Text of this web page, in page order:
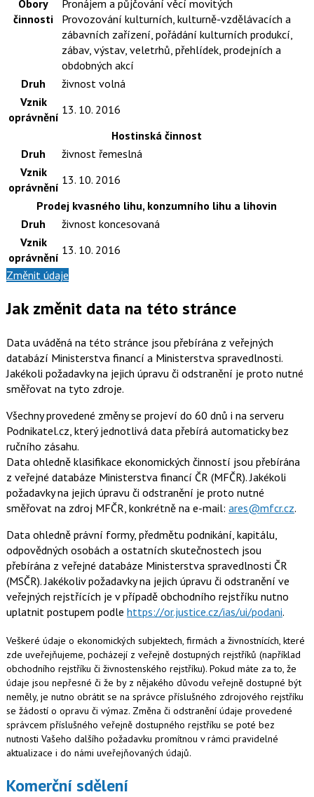
Obory
činnosti
Pronájem a půjčování věcí movitých
Provozování kulturních, kulturně-vzdělávacích a
zábavních zařízení, pořádání kulturních produkcí,
zábav, výstav, veletrhů, přehlídek, prodejních a
obdobných akcí
Druh
živnost volná
Vznik
oprávnění
13. 10. 2016
Hostinská činnost
Druh
živnost řemeslná
Vznik
oprávnění
13. 10. 2016
Prodej kvasného lihu, konzumního lihu a lihovin
Druh
živnost koncesovaná
Vznik
oprávnění
13. 10. 2016
Změnit údaje
Jak změnit data na této stránce
Data uváděná na této stránce jsou přebírána z veřejných
databází Ministerstva financí a Ministerstva spravedlnosti.
Jakékoli požadavky na jejich úpravu či odstranění je proto nutné
směřovat na tyto zdroje.
Všechny provedené změny se projeví do 60 dnů i na serveru
Podnikatel.cz, který jednotlivá data přebírá automaticky bez
ručního zásahu.
Data ohledně klasifikace ekonomických činností jsou přebírána
z veřejné databáze Ministerstva financí ČR (MFČR). Jakékoli
požadavky na jejich úpravu či odstranění je proto nutné
směřovat na zdroj MFČR, konkrétně na e-mail: ares@mfcr.cz.
Data ohledně právní formy, předmětu podnikání, kapitálu,
odpovědných osobách a ostatních skutečnostech jsou
přebírána z veřejné databáze Ministerstva spravedlnosti ČR
(MSČR). Jakékoliv požadavky na jejich úpravu či odstranění ve
veřejných rejstřících je v případě obchodního rejstříku nutno
uplatnit postupem podle https://or.justice.cz/ias/ui/podani.
Veškeré údaje o ekonomických subjektech, firmách a živnostnících, které
zde uveřejňujeme, pocházejí z veřejně dostupných rejstříků (například
obchodního rejstříku či živnostenského rejstříku). Pokud máte za to, že
údaje jsou nepřesné či že by z nějakého důvodu veřejně dostupné být
neměly, je nutno obrátit se na správce příslušného zdrojového rejstříku
se žádostí o opravu či výmaz. Změna či odstranění údaje provedené
správcem příslušného veřejně dostupného rejstříku se poté bez
nutnosti Vašeho dalšího požadavku promítnou v rámci pravidelné
aktualizace i do námi uveřejňovaných údajů.
Komerční sdělení